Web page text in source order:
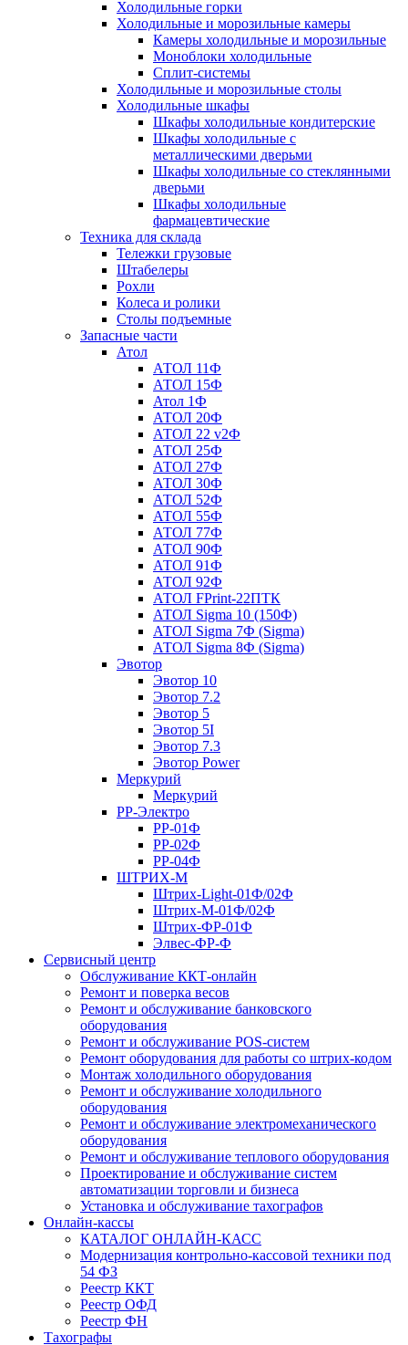
Холодильные горки
Холодильные и морозильные камеры
Камеры холодильные и морозильные
Моноблоки холодильные
Сплит-системы
Холодильные и морозильные столы
Холодильные шкафы
Шкафы холодильные кондитерские
Шкафы холодильные с
металлическими дверьми
Шкафы холодильные со стеклянными
дверьми
Шкафы холодильные
фармацевтические
Техника для склада
Тележки грузовые
Штабелеры
Рохли
Колеса и ролики
Столы подъемные
Запасные части
Атол
АТОЛ 11Ф
АТОЛ 15Ф
Атол 1Ф
АТОЛ 20Ф
АТОЛ 22 v2Ф
АТОЛ 25Ф
АТОЛ 27Ф
АТОЛ 30Ф
АТОЛ 52Ф
АТОЛ 55Ф
АТОЛ 77Ф
АТОЛ 90Ф
АТОЛ 91Ф
АТОЛ 92Ф
АТОЛ FPrint-22ПТК
АТОЛ Sigma 10 (150Ф)
АТОЛ Sigma 7Ф (Sigma)
АТОЛ Sigma 8Ф (Sigma)
Эвотор
Эвотор 10
Эвотор 7.2
Эвотор 5
Эвотор 5I
Эвотор 7.3
Эвотор Power
Меркурий
Меркурий
РР-Электро
РР-01Ф
РР-02Ф
РР-04Ф
ШТРИХ-М
Штрих-Light-01Ф/02Ф
Штрих-М-01Ф/02Ф
Штрих-ФР-01Ф
Элвес-ФР-Ф
Сервисный центр
Обслуживание ККТ-онлайн
Ремонт и поверка весов
Ремонт и обслуживание банковского
оборудования
Ремонт и обслуживание POS-систем
Ремонт оборудования для работы со штрих-кодом
Монтаж холодильного оборудования
Ремонт и обслуживание холодильного
оборудования
Ремонт и обслуживание электромеханического
оборудования
Ремонт и обслуживание теплового оборудования
Проектирование и обслуживание систем
автоматизации торговли и бизнеса
Установка и обслуживание тахографов
Онлайн-кассы
КАТАЛОГ ОНЛАЙН-КАСС
Модернизация контрольно-кассовой техники под
54 ФЗ
Реестр ККТ
Реестр ОФД
Реестр ФН
Тахографы